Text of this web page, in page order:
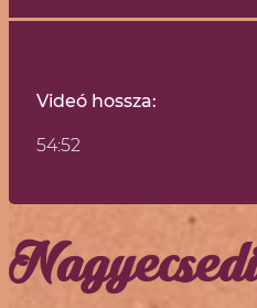
Videó hossza:
54:52